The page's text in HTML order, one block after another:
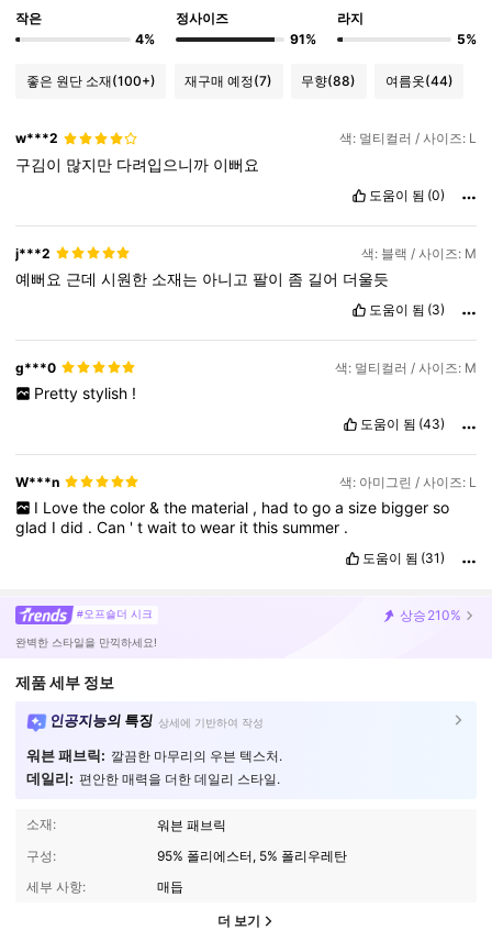
작은
4%
정사이즈
91%
라지
5%
좋은 원단 소재(100+) 재구매 예정(7) 무향(88) 여름옷(44)
w***2 색: 멀티컬러 / 사이즈: L
구김이 많지만 다려입으니까 이뻐요
도움이 됨 (0)
j***2 색: 블랙 / 사이즈: M
예뻐요 근데시원한 소재는 아니고팔이 좀 길어 더울듯
도움이 됨 (3)
g***0 색: 멀티컬러 / 사이즈: M
Pretty stylish !
도움이 됨 (43)
W***n 색: 아미그린 / 사이즈: L
I Love the color & the material , had to go a size bigger so
glad Idid .Can 'twaittowear itthissummer .
도움이 됨 (31)
#오프숄더 시크 상승 210%
완벽한 스타일을 만끽하세요!
제품 세부 정보
인공지능의 특징 상세에 기반하여 작성
워븐 패브릭: 깔끔한 마무리의 우븐 텍스처.
데일리: 편안한 매력을 더한 데일리 스타일.
소재:
워븐 패브릭
구성:
95% 폴리에스터, 5% 폴리우레탄
세부 사항:
매듭
더 보기